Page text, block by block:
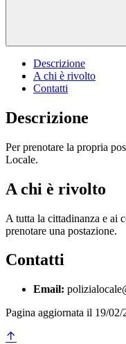
Descrizione
A chi è rivolto
Contatti
Descrizione
Per prenotare la propria
Locale.
A chi è rivolto
A tutta la cittadinanza e ai
prenotare una postazione.
Contatti
Email:
Pagina aggiornata il 19/02/